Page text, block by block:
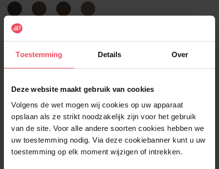
Toestemming Details Over
Deze website maakt gebruik van cookies
Volgens de wet mogen wij cookies op uw apparaat
opslaan als ze strikt noodzakelijk zijn voor het gebruik
van de site. Voor alle andere soorten cookies hebben we
uw toestemming nodig. Via deze cookiebanner kunt u uw
toestemming op elk moment wijzigen of intrekken.
Dark Light Medium Taupe
Selecteer de productkenmerken
Gratis levering bij aankoop van min. 35€.
Gratis retour in je winkelpunt
Verzending binnen 24u